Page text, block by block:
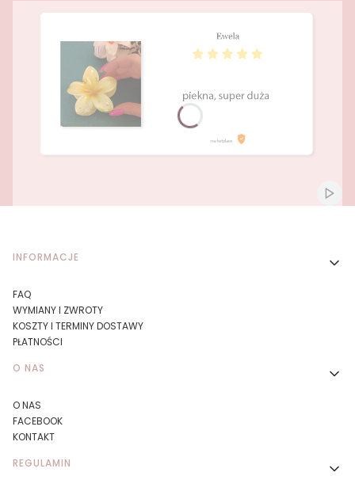
Linki w stopce
INFORMACJE
FAQ
WYMIANY I ZWROTY
KOSZTY I TERMINY DOSTAWY
PŁATNOŚCI
O NAS
O NAS
FACEBOOK
KONTAKT
REGULAMIN